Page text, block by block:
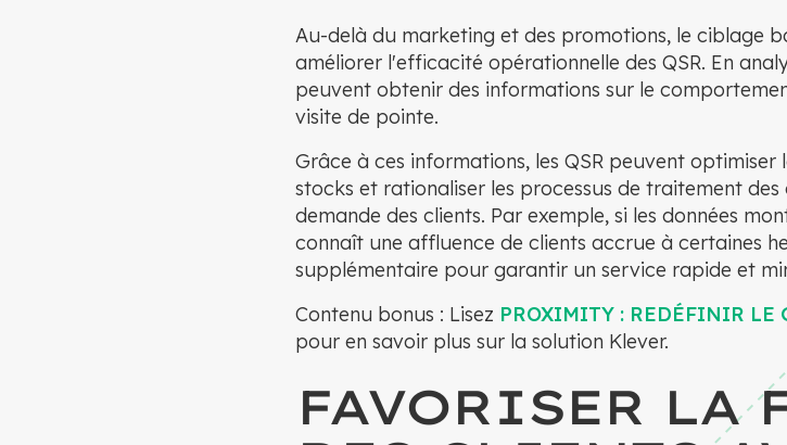
Au-delà du marketing et des promotions, le ciblage
améliorer l'efficacité opérationnelle des QSR. En
peuvent obtenir des informations sur le
visite de pointe.
Grâce à ces informations, les QSR peuvent
stocks et rationaliser les processus de traitement
demande des clients. Par exemple, si les données
connaît une affluence de clients accrue à certaines
supplémentaire pour garantir un service rapide et
Contenu bonus : Lisez PROXIMITY : REDÉFINIR LE
pour en savoir plus sur la solution Klever.
FAVORISER LA